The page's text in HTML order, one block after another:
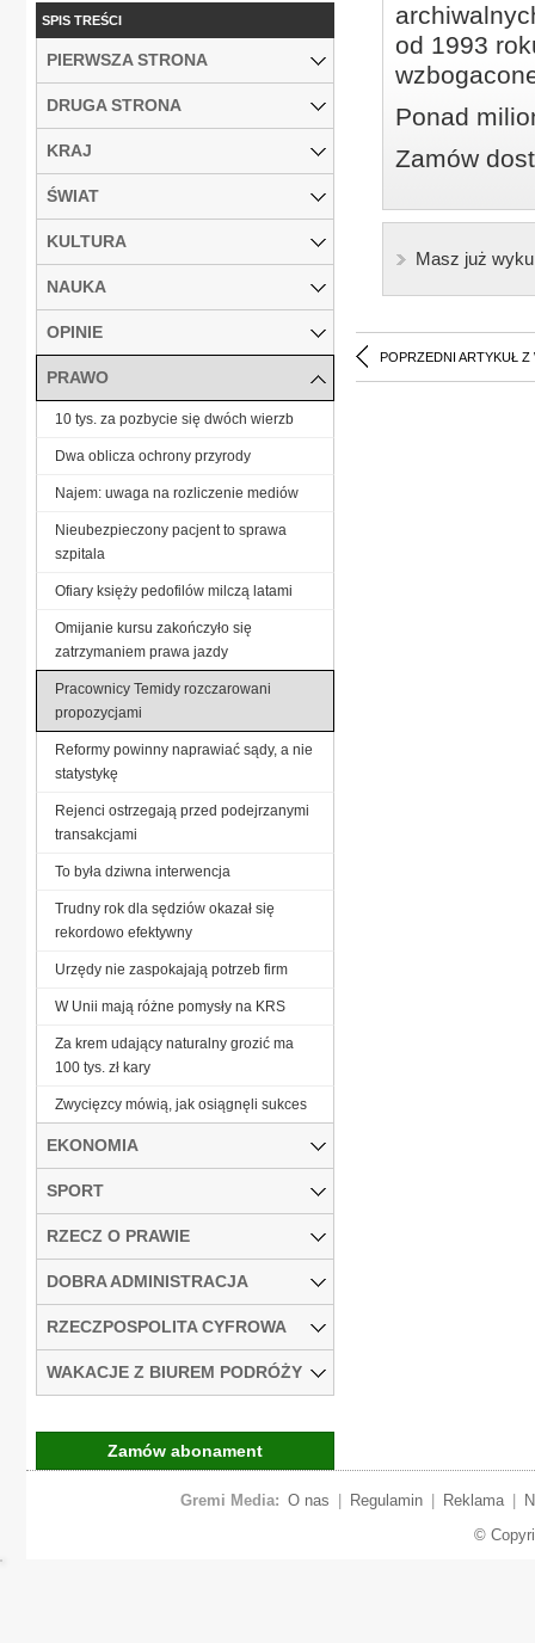
od 1993
Ponad
Zamów
Masz już
POPRZEDNI ARTYKUŁ Z
SPIS TREŚCI
PIERWSZA STRONA
DRUGA STRONA
KRAJ
ŚWIAT
KULTURA
NAUKA
OPINIE
PRAWO
10 tys. za pozbycie się dwóch wierzb
Dwa oblicza ochrony przyrody
Najem: uwaga na rozliczenie mediów
Nieubezpieczony pacjent to sprawa
szpitala
Ofiary księży pedofilów milczą latami
Omijanie kursu zakończyło się
zatrzymaniem prawa jazdy
Pracownicy Temidy rozczarowani
propozycjami
Reformy powinny naprawiać sądy, a nie
statystykę
Rejenci ostrzegają przed podejrzanymi
transakcjami
To była dziwna interwencja
Trudny rok dla sędziów okazał się
rekordowo efektywny
Urzędy nie zaspokajają potrzeb firm
W Unii mają różne pomysły na KRS
Za krem udający naturalny grozić ma
100 tys. zł kary
Zwycięzcy mówią, jak osiągnęli sukces
EKONOMIA
SPORT
RZECZ O PRAWIE
DOBRA ADMINISTRACJA
RZECZPOSPOLITA CYFROWA
WAKACJE Z BIUREM PODRÓŻY
Zamów abonament
Gremi Media: O nas Regulamin Reklama
©